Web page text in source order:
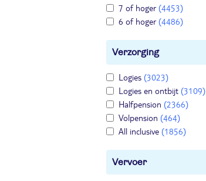
7 of hoger(4453)
6 of hoger(4486)
Verzorging
Logies (3023)
Logies en ontbijt (3109)
Halfpension (2366)
Volpension (464)
All inclusive (1856)
Vervoer